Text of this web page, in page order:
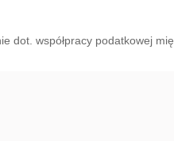
dot. współpracy podatkowej